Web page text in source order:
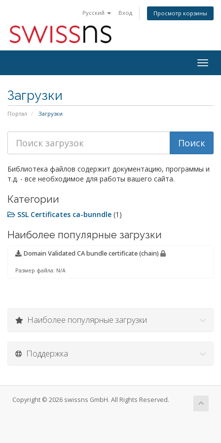
Русский Вход Просмотр корзины
Загрузки
Портал Загрузки
Библиотека файлов содержит документацию, программы и
т.д. - все необходимое для работы вашего сайта.
Категории
SSL Certificates ca-bunndle (1)
Наиболее популярные загрузки
Domain Validated CA bundle certificate (chain)
Размер файла: N/A
Наиболее популярные загрузки
Поддержка
Copyright © 2026 swissns GmbH. All Rights Reserved.